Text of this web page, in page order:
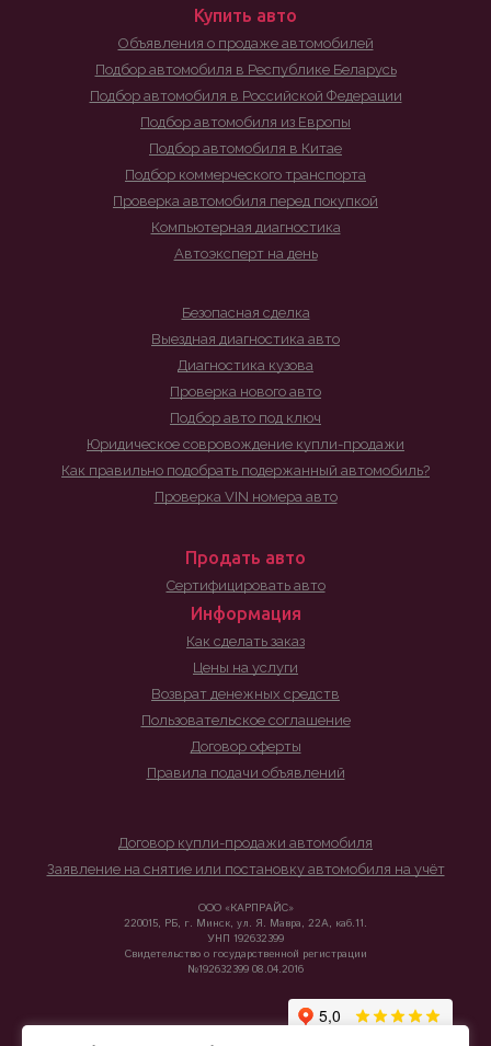
Купить авто
Объявления о продаже автомобилей
Подбор автомобиля в Республике Беларусь
Подбор автомобиля в Российской Федерации
Подбор автомобиля из Европы
Подбор автомобиля в Китае
Подбор коммерческого транспорта
Проверка автомобиля перед покупкой
Компьютерная диагностика
Автоэксперт на день
Безопасная сделка
Выездная диагностика авто
Диагностика кузова
Проверка нового авто
Подбор авто под ключ
Юридическое совровождение купли-продажи
Как правильно подобрать подержанный автомобиль?
Проверка VIN номера авто
Продать авто
Сертифицировать авто
Информация
Как сделать заказ
Цены на услуги
Возврат денежных средств
Пользовательское соглашение
Договор оферты
Правила подачи объявлений
Договор купли-продажи автомобиля
Заявление на снятие или постановку автомобиля на учёт
ООО «КАРПРАЙС»
220015, РБ, г. Минск, ул. Я. Мавра, 22А, каб.11.
УНП 192632399
Свидетельство о государственной регистрации
№192632399 08.04.2016